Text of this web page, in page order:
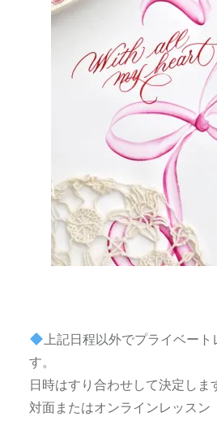
上記日程以外でプライベー
す。
日時はすり合わせして決定しま
対面またはオンラインレッスン